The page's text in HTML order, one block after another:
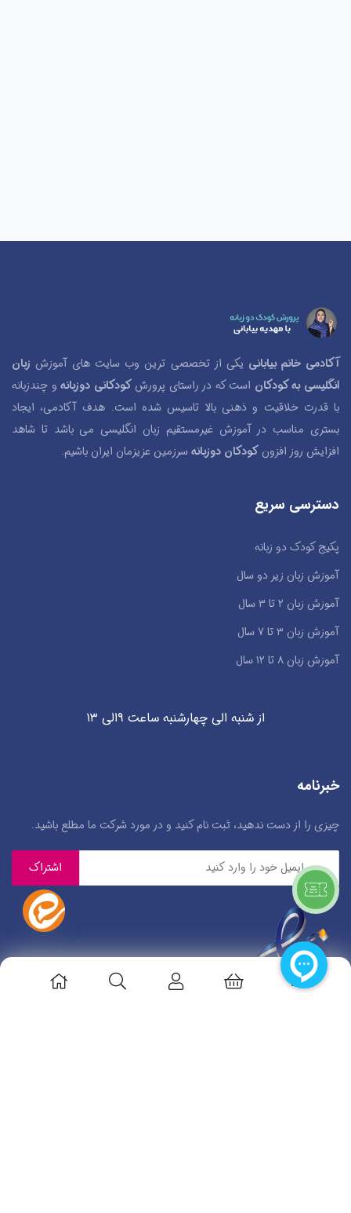
آکادمی خانم بیابانی یکی از تخصصی ترین وب سایت های آموزش زبان
انگلیسی به کودکان است که در راستای پرورشکودکانی دوزبانهو چندزبانه
با قدرت خلاقیت و ذهنی بالا تاسیس شده است. هدف آکادمی، ایجاد
بستری مناسب در آموزش غیرمستقیم زبان انگلیسی می باشد تا شاهد
افزایش روز افزون کودکان دوزبانهسرزمین عزیزمان ایران باشیم.
دسترسی سریع
پکیج کودک دو زبانه
آموزش زبان زیر دو سال
آموزش زبان ۲ تا ۳ سال
آموزش زبان ۳ تا ۷ سال
آموزش زبان ۸ تا ۱۲ سال
از شنبه الی چهارشنبه ساعت ۹الی ۱۳
خبرنامه
چیزی را از دست ندهید، ثبت نام کنید و در مورد شرکت ما مطلع باشید.